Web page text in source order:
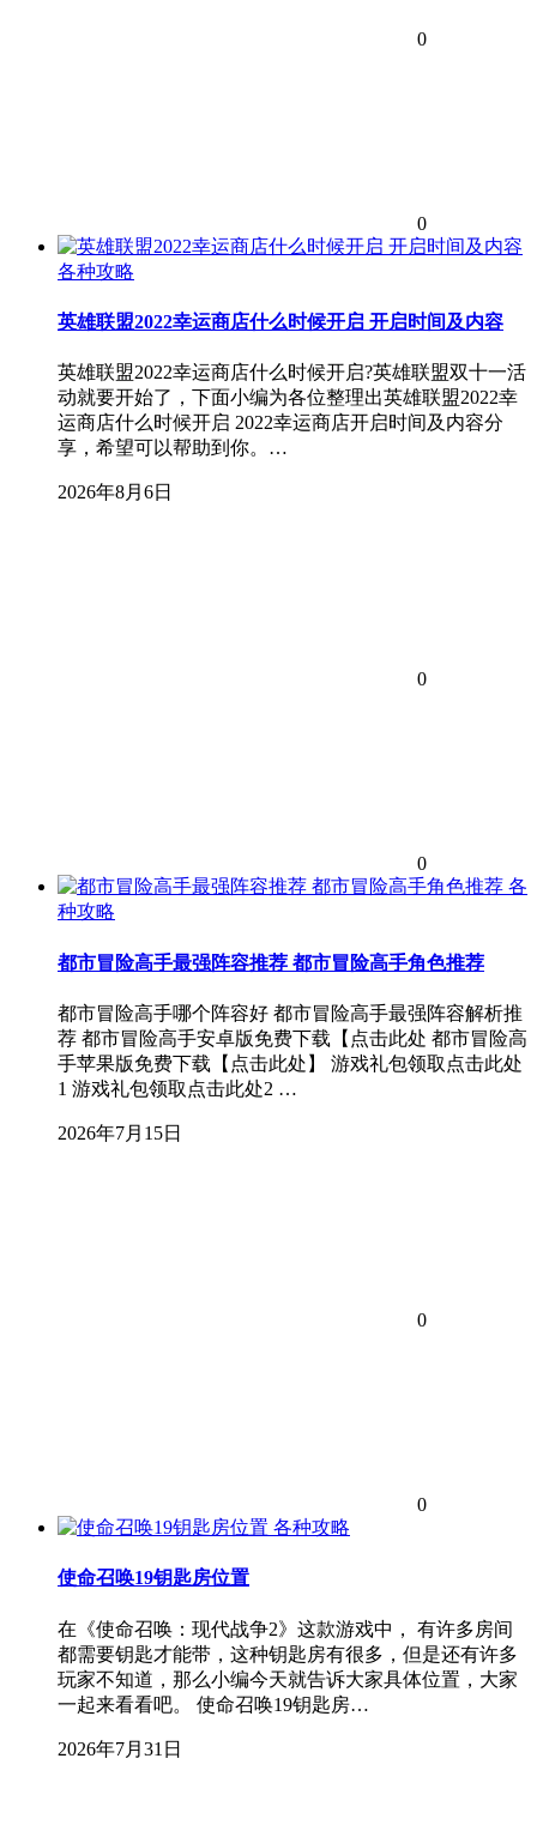
0
0
各种攻略
英雄联盟2022幸运商店什么时候开启 开启时间及内容
英雄联盟2022幸运商店什么时候开启?英雄联盟双十一活
动就要开始了，下面小编为各位整理出英雄联盟2022幸
运商店什么时候开启 2022幸运商店开启时间及内容分
享，希望可以帮助到你。…
2026年8月6日
0
0
各
种攻略
都市冒险高手最强阵容推荐 都市冒险高手角色推荐
都市冒险高手哪个阵容好 都市冒险高手最强阵容解析推
荐 都市冒险高手安卓版免费下载【点击此处 都市冒险高
手苹果版免费下载【点击此处】 游戏礼包领取点击此处
1 游戏礼包领取点击此处2 …
2026年7月15日
0
0
各种攻略
使命召唤19钥匙房位置
在《使命召唤：现代战争2》这款游戏中， 有许多房间
都需要钥匙才能带，这种钥匙房有很多，但是还有许多
玩家不知道，那么小编今天就告诉大家具体位置，大家
一起来看看吧。 使命召唤19钥匙房…
2026年7月31日